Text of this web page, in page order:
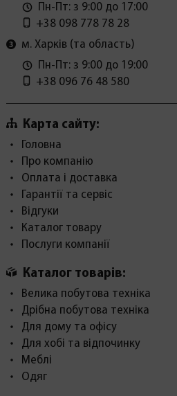
Пн-Пт: з 9:00 до 17:00
+38 098 778 78 28
м. Харків (та область)
Пн-Пт: з 9:00 до 19:00
+38 096 76 48 580
Карта сайту:
Головна
Про компанію
Оплата і доставка
Гарантії та сервіс
Відгуки
Каталог товару
Послуги компанії
Каталог товарів:
Велика побутова техніка
Дрібна побутова техніка
Для дому та офісу
Для хобі та відпочинку
Меблі
Одяг